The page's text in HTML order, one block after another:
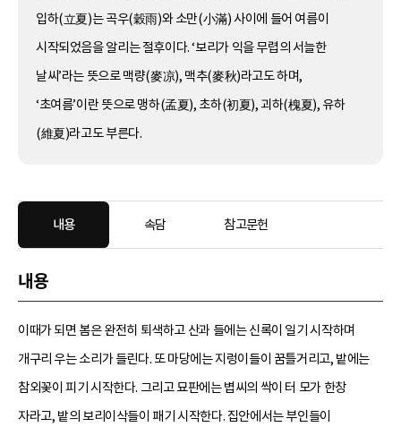
입하(立夏)는 곡우(穀雨)와 소만(小滿) 사이에 들어 여름이
시작되었음을 알리는 절후이다. ‘보리가 익을 무렵의 서늘한
날씨’라는 뜻으로 맥량(麥凉), 맥추(麥秋)라고도 하며,
‘초여름’이란 뜻으로 맹하(孟夏), 초하(初夏), 괴하(槐夏), 유하
(維夏)라고도 부른다.
내용 속담 참고문헌
내용
이때가 되면 봄은 완전히 퇴색하고 산과 들에는 신록이 일기 시작하며
개구리 우는 소리가 들린다. 또 마당에는 지렁이들이 꿈틀거리고, 밭에는
참외꽃이 피기 시작한다. 그리고 묘판에는 볍씨의 싹이 터 모가 한창
자라고, 밭의 보리이삭들이 패기 시작한다. 집안에서는 부인들이